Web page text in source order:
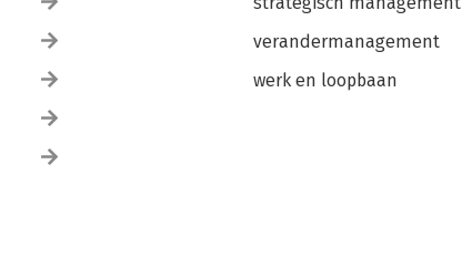
verandermanagement
werk en loopbaan